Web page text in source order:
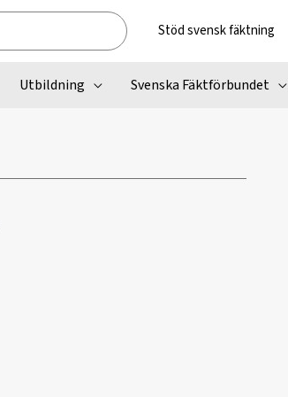
Stöd svensk fäktning
Utbildning Svenska Fäktförbundet